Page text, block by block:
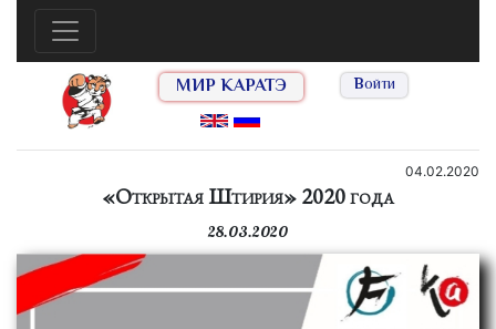
МИР КАРАТЭ Войти
04.02.2020
«Открытая Штирия» 2020 года
28.03.2020